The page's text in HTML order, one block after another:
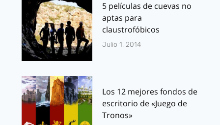
5 películas de cuevas no
aptas para
claustrofóbicos
Julio 1, 2014
Los 12 mejores fondos de
escritorio de «Juego de
Tronos»